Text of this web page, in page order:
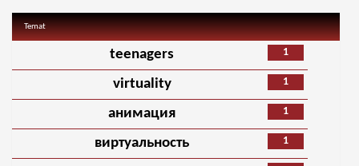
Temat
1
teenagers
1
virtuality
1
анимация
1
виртуальность